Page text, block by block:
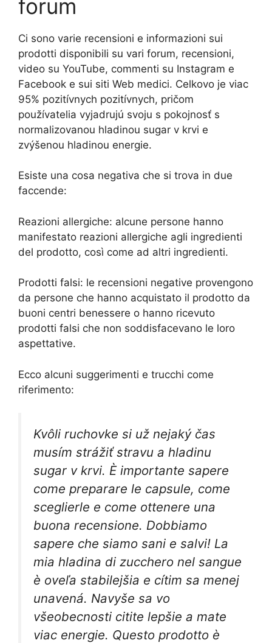
forum
Ci sono varie recensioni e informazioni sui
prodotti disponibili su vari forum, recensioni,
video su YouTube, commenti su Instagram e
Facebook e sui siti Web medici. Celkovo je viac
95% pozitívnych pozitívnych, pričom
používatelia vyjadrujú svoju s pokojnosť s
normalizovanou hladinou sugar v krvi e
zvýšenou hladinou energie.
Esiste una cosa negativa che si trova in due
faccende:
Reazioni allergiche: alcune persone hanno
manifestato reazioni allergiche agli ingredienti
del prodotto, così come ad altri ingredienti.
Prodotti falsi: le recensioni negative provengono
da persone che hanno acquistato il prodotto da
buoni centri benessere o hanno ricevuto
prodotti falsi che non soddisfacevano le loro
aspettative.
Ecco alcuni suggerimenti e trucchi come
riferimento:
Kvôli ruchovke si už nejaký čas
musím strážiť stravu a hladinu
sugar v krvi. È importante sapere
come preparare le capsule, come
sceglierle e come ottenere una
buona recensione. Dobbiamo
sapere che siamo sani e salvi! La
mia hladina di zucchero nel sangue
è oveľa stabilejšia e cítim sa menej
unavená. Navyše sa vo
všeobecnosti citite lepšie a mate
viac energie. Questo prodotto è